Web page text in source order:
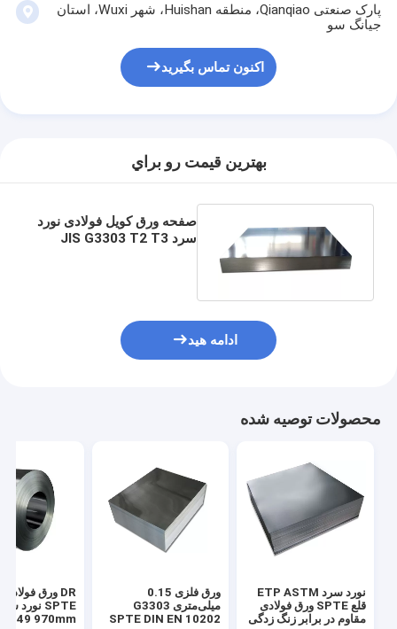
پارک صنعتی Qianqiao، منطقه Huishan، شهر Wuxi، استان
جیانگ سو
اکنون تماس بگیرید
بهترين قيمت رو براي
صفحه ورق کویل فولادی نورد
سرد JIS G3303 T2 T3
ادامه هید
محصولات توصیه شده
نورد سرد ETP ASTM
قلع SPTE ورق فولادی
مقاوم در برابر زنگ زدگی
ورق فلزی 0.15
میلی‌متری G3303
SPTE DIN EN 10202
970mm